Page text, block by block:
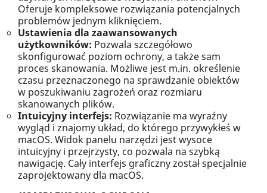
Oferuje kompleksowe rozwiązania potencjalnych
problemów jednym kliknięciem.
Ustawienia dla zaawansowanych
użytkowników: Pozwala szczegółowo
skonfigurować poziom ochrony, a także sam
proces skanowania. Możliwe jest m.in. określenie
czasu przeznaczonego na sprawdzanie obiektów
w poszukiwaniu zagrożeń oraz rozmiaru
skanowanych plików.
Intuicyjny interfejs: Rozwiązanie ma wyraźny
wygląd i znajomy układ, do którego przywykłeś w
macOS. Widok panelu narzędzi jest wysoce
intuicyjny i przejrzysty, co pozwala na szybką
nawigację. Cały interfejs graficzny został specjalnie
zaprojektowany dla macOS.